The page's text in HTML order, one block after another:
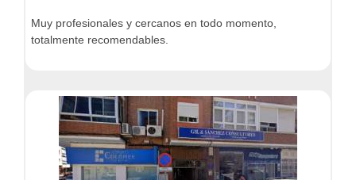
Muy profesionales y cercanos en todo momento,
totalmente recomendables.